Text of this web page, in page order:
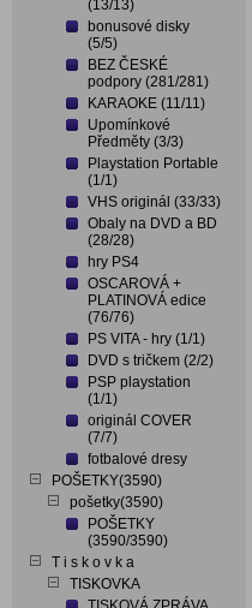
(13/13)
bonusové disky
(5/5)
BEZ ČESKÉ
podpory (281/281)
KARAOKE (11/11)
Upomínkové
Předměty (3/3)
Playstation Portable
(1/1)
VHS originál (33/33)
Obaly na DVD a BD
(28/28)
hry PS4
OSCAROVÁ +
PLATINOVÁ edice
(76/76)
PS VITA - hry (1/1)
DVD s tričkem (2/2)
PSP playstation
(1/1)
originál COVER
(7/7)
fotbalové dresy
POŠETKY(3590)
pošetky(3590)
POŠETKY
(3590/3590)
T i s k o v k a
TISKOVKA